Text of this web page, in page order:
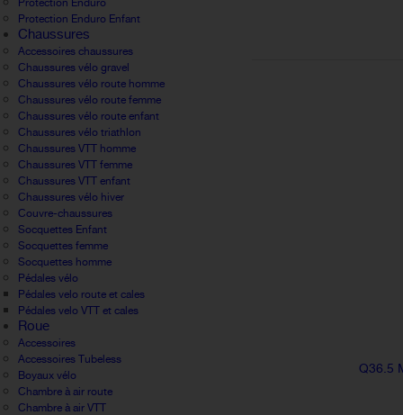
Protection Enduro
Protection Enduro Enfant
Chaussures
Accessoires chaussures
Chaussures vélo gravel
Chaussures vélo route homme
Chaussures vélo route femme
Chaussures vélo route enfant
Chaussures vélo triathlon
Chaussures VTT homme
Chaussures VTT femme
Chaussures VTT enfant
Chaussures vélo hiver
Couvre-chaussures
Socquettes Enfant
Socquettes femme
Socquettes homme
Pédales vélo
Pédales velo route et cales
Pédales velo VTT et cales
Roue
Accessoires
Accessoires Tubeless
Boyaux vélo
Chambre à air route
Chambre à air VTT
Q36.5